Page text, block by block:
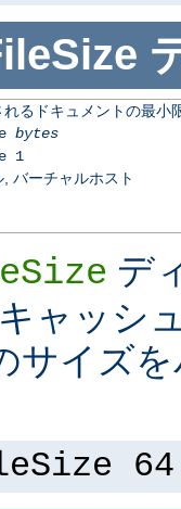
るドキュメントの最小
bytes
1
バーチャルホスト
デ
ャッシ
サイズ
64